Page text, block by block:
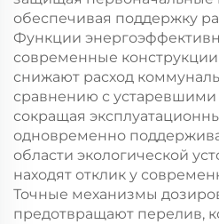
обеспечивая поддержку
Функции
современные
снижают расход
сравнению с устаревшими
сокращая
одновременно
области экологической
находят отклик у
Точные механизмы
предотвращают перелив,